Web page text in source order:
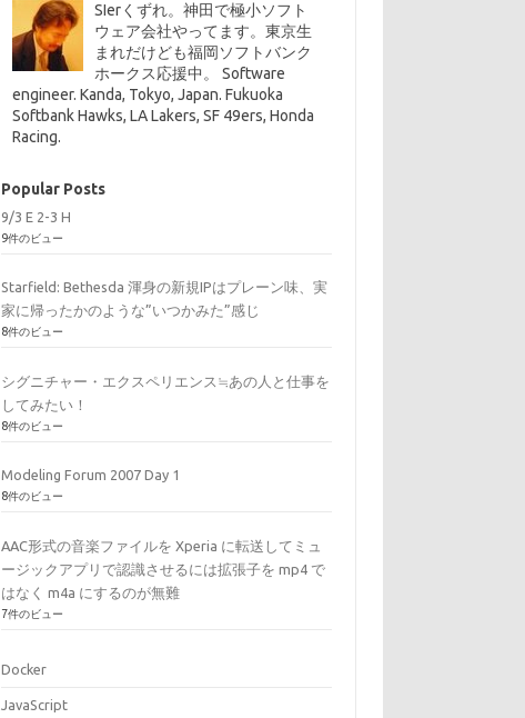
SIerくずれ。神田で極小ソフト
ウェア会社やってます。東京生
まれだけども福岡ソフトバンク
ホークス応援中。 Software
engineer. Kanda, Tokyo, Japan. Fukuoka
Softbank Hawks, LA Lakers, SF 49ers, Honda
Racing.
Popular Posts
9/3 E 2-3 H
9件のビュー
Starfield: Bethesda 渾身の新規IPはプレーン味、実
家に帰ったかのような”いつかみた”感じ
8件のビュー
シグニチャー・エクスペリエンス≒あの人と仕事を
してみたい！
8件のビュー
Modeling Forum 2007 Day 1
8件のビュー
AAC形式の音楽ファイルを Xperia に転送してミュ
ージックアプリで認識させるには拡張子を mp4 で
はなく m4a にするのが無難
7件のビュー
Docker
JavaScript